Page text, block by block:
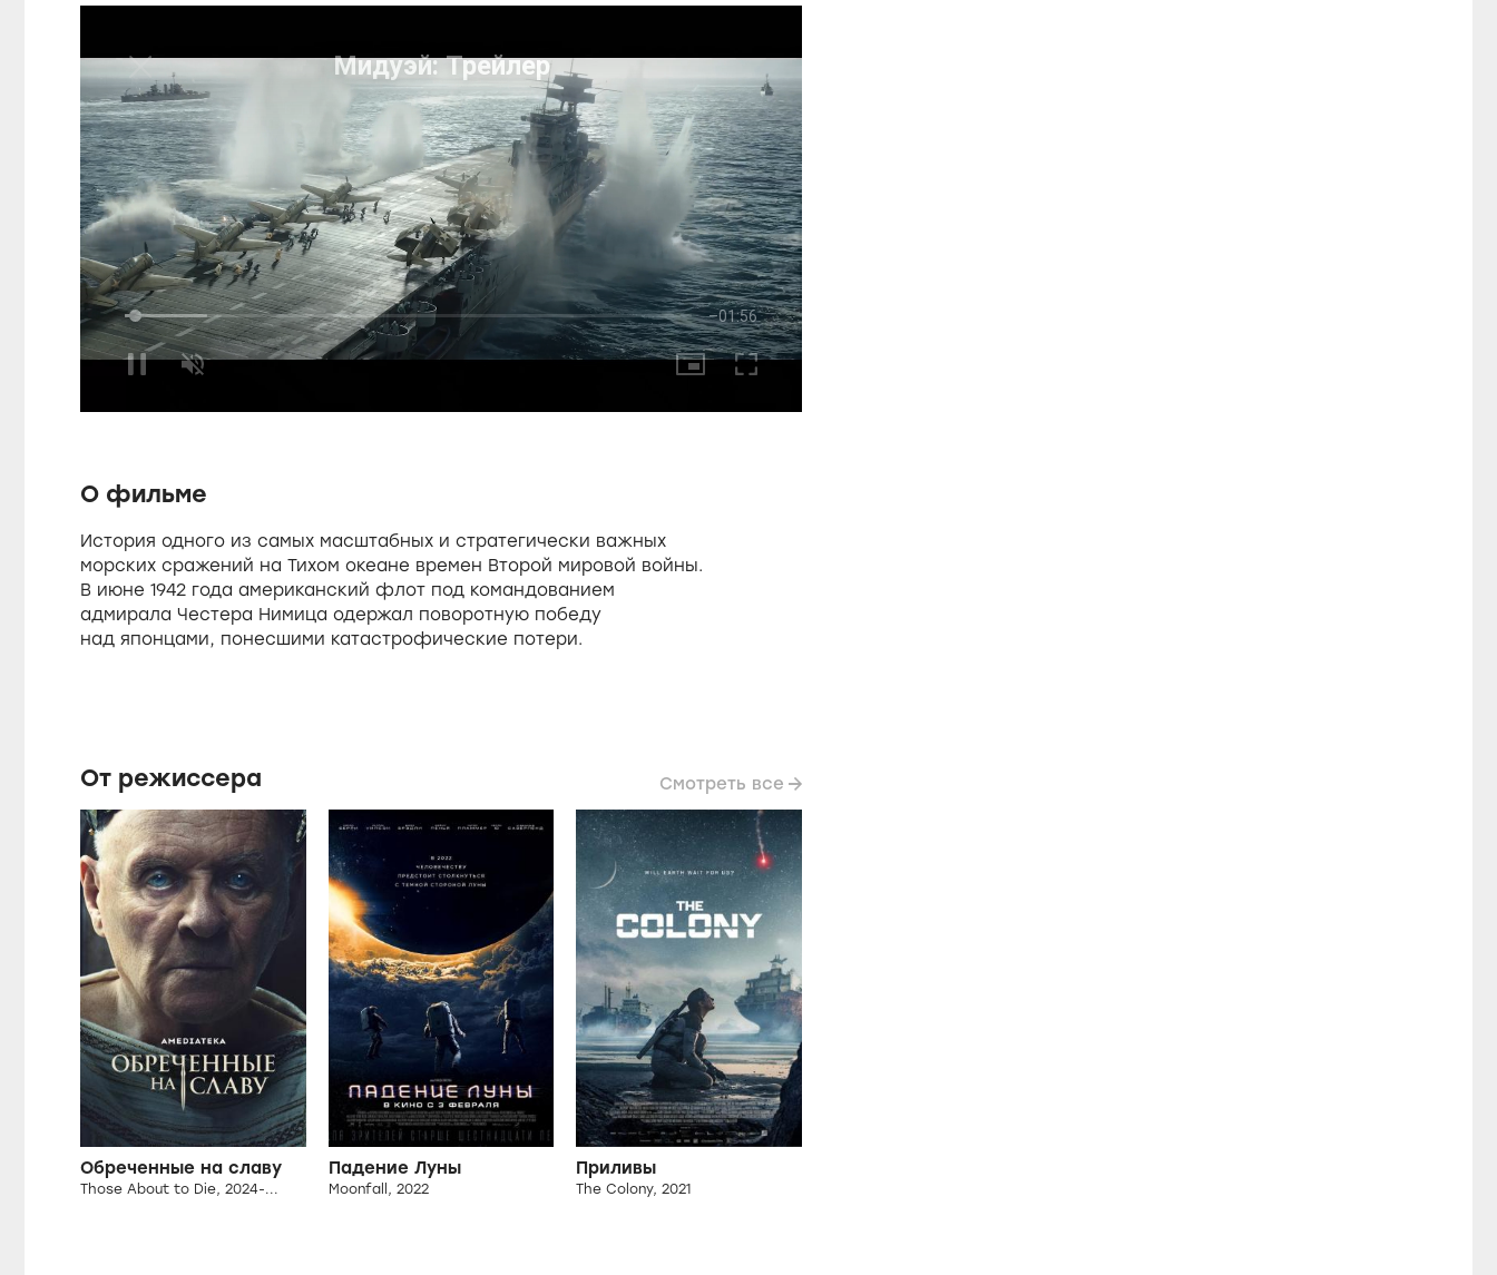
P
a
u
e
U
m
L
o
a
d
6
%
О фильме
История одного из самых масштабных и стратегически важных
морских сражений на Тихом океане времен Второй мировой войны.
В июне 1942 года американский флот под командованием
адмирала Честера Нимица одержал поворотную победу
над японцами, понесшими катастрофические потери.
От режиссера Смотреть все
Обреченные на славу
Those About to Die, 2024-...
Падение Луны
Moonfall, 2022
Приливы
The Colony, 2021